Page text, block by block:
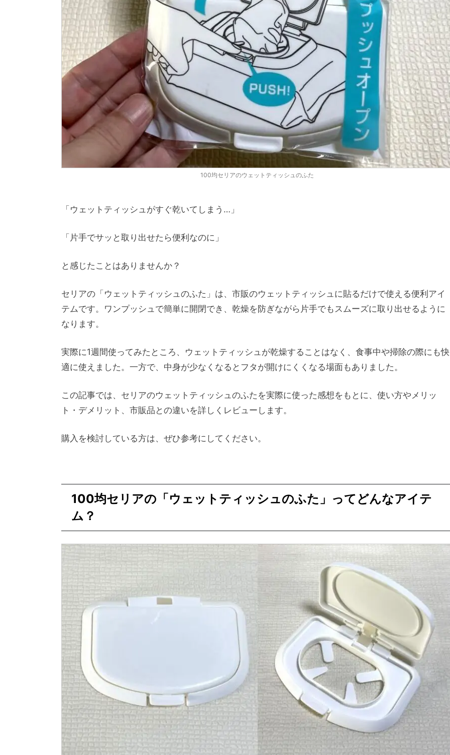
100均セリアのウェットティッシュのふた
「ウェットティッシュがすぐ乾いてしまう…」
「片手でサッと取り出せたら便利なのに」
と感じたことはありませんか？
セリアの「ウェットティッシュのふた」は、市販のウェットティッシュに貼るだけで使える便利アイ
テムです。ワンプッシュで簡単に開閉でき、乾燥を防ぎながら片手でもスムーズに取り出せるように
なります。
実際に1週間使ってみたところ、ウェットティッシュが乾燥することはなく、食事中や掃除の際にも快
適に使えました。一方で、中身が少なくなるとフタが開けにくくなる場面もありました。
この記事では、セリアのウェットティッシュのふたを実際に使った感想をもとに、使い方やメリッ
ト・デメリット、市販品との違いを詳しくレビューします。
購入を検討している方は、ぜひ参考にしてください。
100均セリアの「ウェットティッシュのふた」ってどんなアイテ
ム？